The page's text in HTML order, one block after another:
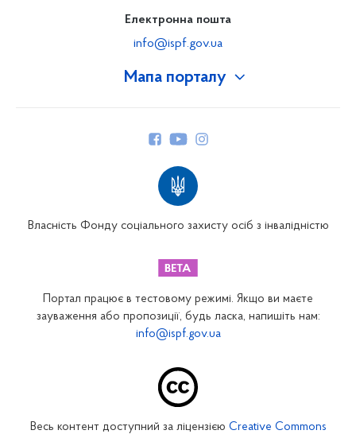
Мапа порталу
Закарпатське відділення
Запорізьке відділення
Електронна пошта
info@ispf.gov.ua
Власність Фонду соціального захисту осіб з інвалідністю
Портал працює в тестовому режимі. Якщо ви маєте
зауваження або пропозиції, будь ласка, напишіть нам:
info@ispf.gov.ua
Весь контент доступний за ліцензією Creative Commons